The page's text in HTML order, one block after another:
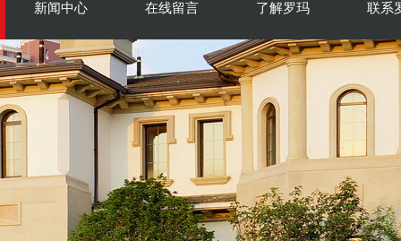
新闻中心 在线留言 了解罗玛 联系